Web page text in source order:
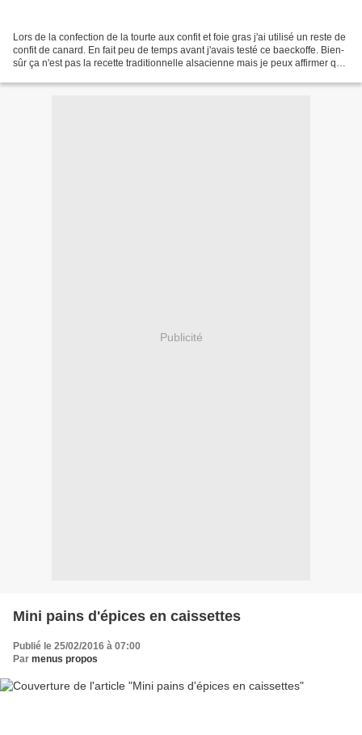
Lors de la confection de la tourte aux confit et foie gras j'ai utilisé un reste de
confit de canard. En fait peu de temps avant j'avais testé ce baeckoffe. Bien-
sûr ça n'est pas la recette traditionnelle alsacienne mais je peux affirmer que
Publicité
Mini pains d'épices en caissettes
Publié le 25/02/2016 à 07:00
Par menus propos